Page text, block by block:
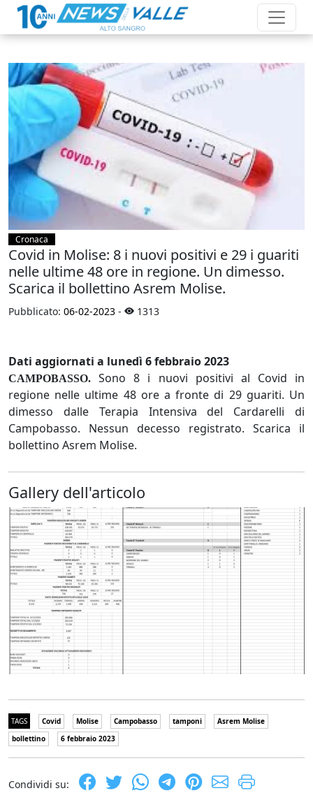
Cronaca
Covid in Molise: 8 i nuovi positivi e 29 i guariti
nelle ultime 48 ore in regione. Un dimesso.
Scarica il bollettino Asrem Molise.
Pubblicato: 06-02-2023 - 1313
Dati aggiornati a lunedì 6 febbraio 2023
CAMPOBASSO.Sono 8 i nuovi positivi al Covid in
regione nelle ultime 48 ore a fronte di 29 guariti. Un
dimesso dalle Terapia Intensiva del Cardarelli di
Campobasso. Nessun decesso registrato. Scarica il
bollettino Asrem Molise.
Gallery dell'articolo
TAGS Covid Molise Campobasso tamponi
Asrem Molise
bollettino
6 febbraio 2023
Condividi su: